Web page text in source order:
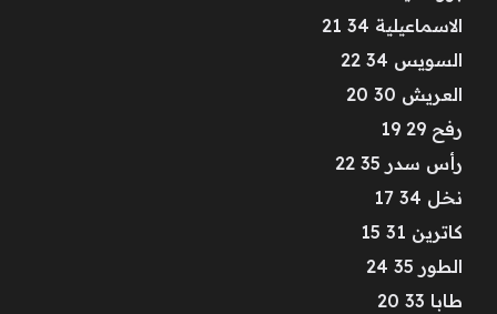
الاسماعيلية 34 21
السويس 34 22
العريش 30 20
رفح 29 19
رأس سدر 35 22
نخل 34 17
كاترين 31 15
الطور 35 24
طابا 33 20